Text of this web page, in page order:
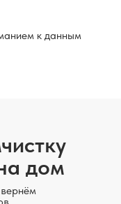
к данным
дом